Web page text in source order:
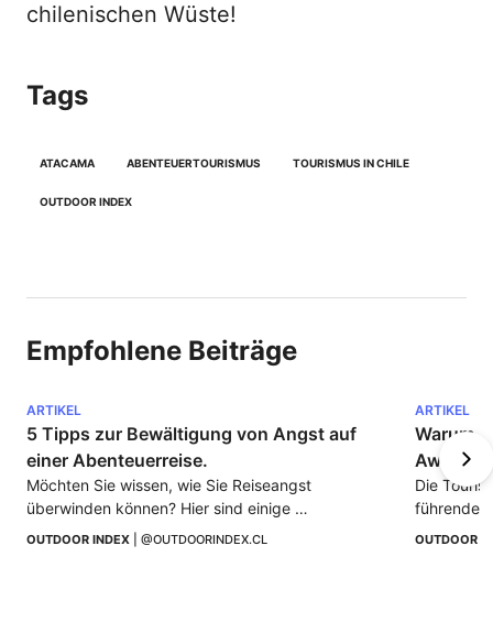
chilenischen Wüste!
Tags
ATACAMA ABENTEUERTOURISMUS TOURISMUS IN CHILE
OUTDOOR INDEX
Empfohlene Beiträge
ARTIKEL
5 Tipps zur Bewältigung von Angst auf
einer Abenteuerreise.
Möchten Sie wissen, wie Sie Reiseangst
überwinden können? Hier sind einige
Möglichkeiten, um Ihnen zu helfen, mit Stress
OUTDOOR INDEX @OUTDOORINDEX.CL
ARTIKEL
Warum
Awards
Die
führendes
an.
OUTDOOR